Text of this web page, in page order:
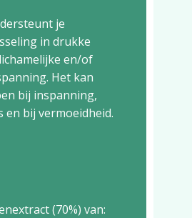
je
in drukke
en/of
Het kan
bij inspanning,
en bij vermoeidheid.
(70%) van: